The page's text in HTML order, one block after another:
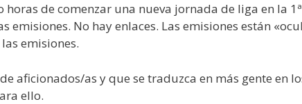
de comenzar una nueva jornada de liga en la
emisiones. No hay enlaces. Las emisiones están
emisiones.
aficionados/as y que se traduzca en más gente en
ello.